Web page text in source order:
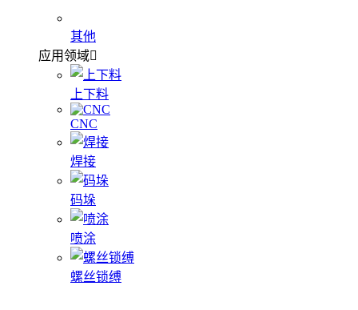
其他
应用领域
上下料
CNC
焊接
码垛
喷涂
螺丝锁缚